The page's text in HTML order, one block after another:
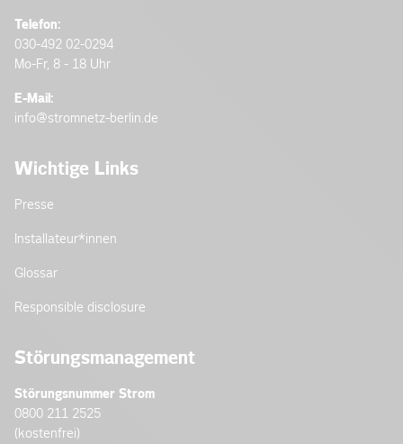
Telefon:
030-492 02-0294
Mo-Fr, 8 - 18 Uhr
E-Mail:
info@stromnetz-berlin.de
Wichtige Links
Presse
Installateur­*innen
Glossar
Responsible disclosure
Störungsmanagement
Störungsnummer Strom
0800 211 2525
(kostenfrei)